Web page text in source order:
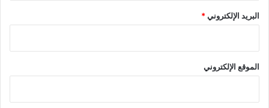
البريد الإلكتروني*
الموقع الإلكتروني